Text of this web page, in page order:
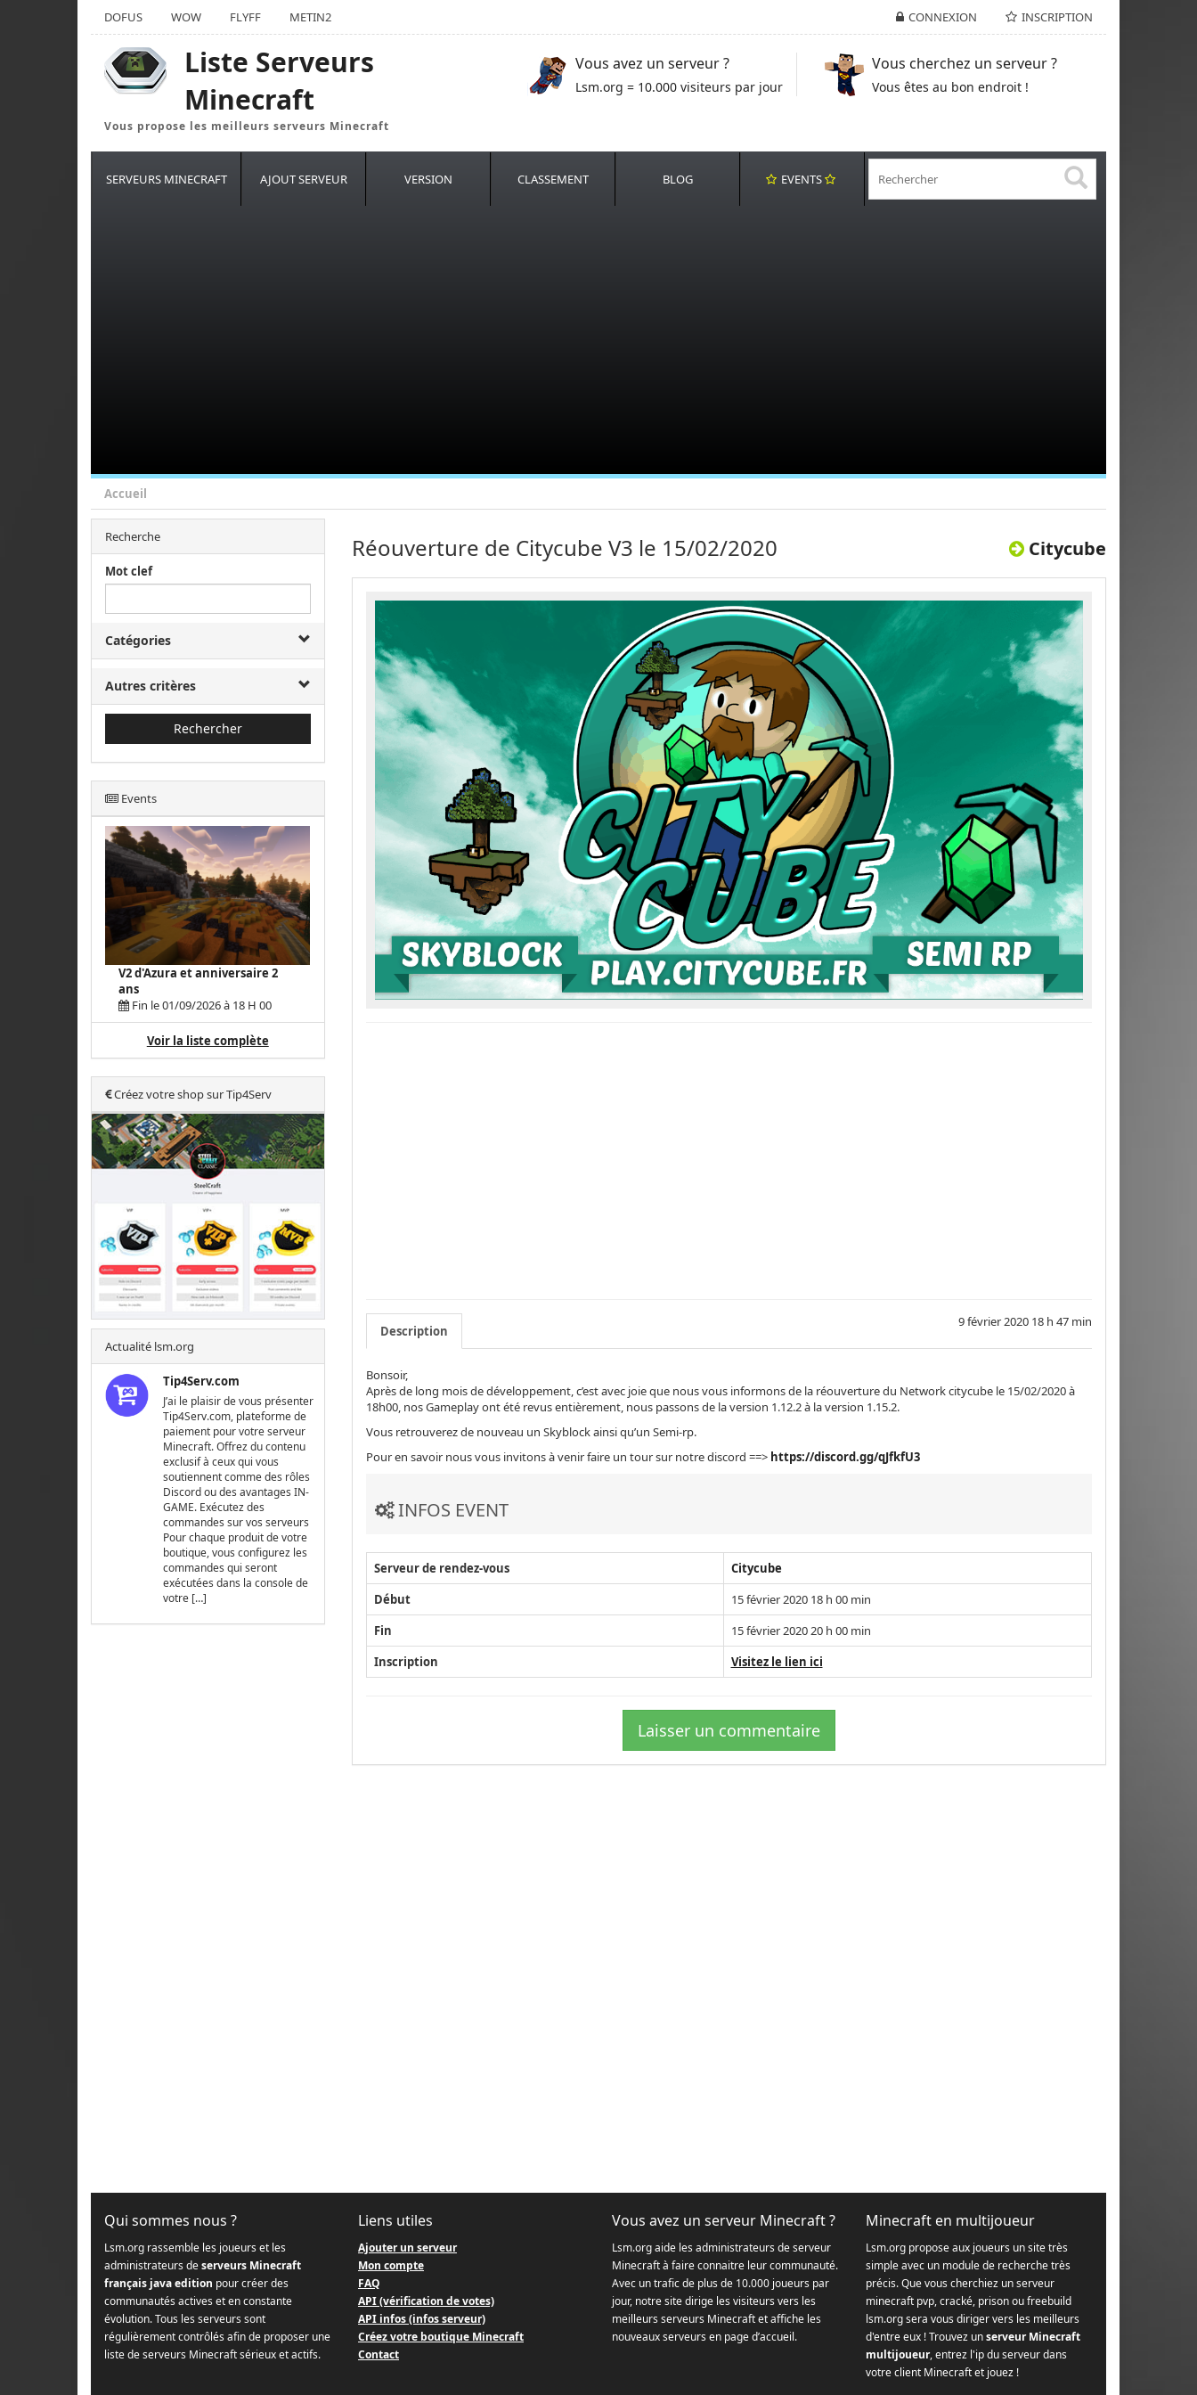
CONNEXION INSCRIPTION
DOFUS WOW FLYFF METIN2
Liste Serveurs
Minecraft
Vous propose les meilleurs serveurs Minecraft
Vous avez un serveur ?
Lsm.org = 10.000 visiteurs par jour
Vous cherchez un serveur ?
Vous êtes au bon endroit !
SERVEURS MINECRAFT AJOUT SERVEUR VERSION CLASSEMENT BLOG EVENTS
Accueil
Recherche
Mot clef
Catégories
Autres critères
Rechercher
Events
V2 d'Azura et anniversaire 2
ans
Fin le 01/09/2026 à 18 H 00
Voir la liste complète
Créez votre shop sur Tip4Serv
Actualité lsm.org
Tip4Serv.com
J’ai le plaisir de vous présenter
Tip4Serv.com, plateforme de
paiement pour votre serveur
Minecraft. Offrez du contenu
exclusif à ceux qui vous
soutiennent comme des rôles
Discord ou des avantages IN-
GAME. Exécutez des
commandes sur vos serveurs
Pour chaque produit de votre
boutique, vous configurez les
commandes qui seront
exécutées dans la console de
votre […]
Citycube
Réouverture de Citycube V3 le 15/02/2020
9 février 2020 18 h 47 min
Description
Bonsoir,
Après de long mois de développement, c’est avec joie que nous vous informons de la réouverture du Network citycube le 15/02/2020 à
18h00, nos Gameplay ont été revus entièrement, nous passons de la version 1.12.2 à la version 1.15.2.
Vous retrouverez de nouveau un Skyblock ainsi qu’un Semi-rp.
Pour en savoir nous vous invitons à venir faire un tour sur notre discord ==> https://discord.gg/qJfkfU3
INFOS EVENT
Serveur de rendez-vous
Citycube
Début
15 février 2020 18 h 00 min
Fin
15 février 2020 20 h 00 min
Inscription
Visitez le lien ici
Laisser un commentaire
Qui sommes nous ?
Lsm.org rassemble les joueurs et les
administrateurs deserveurs Minecraft
français java edition pour créer des
communautés actives et en constante
évolution. Tous les serveurs sont
régulièrement contrôlés afin de proposer une
liste de serveurs Minecraft sérieux et actifs.
Liens utiles
Ajouter un serveur
Mon compte
FAQ
API (vérification de votes)
API infos (infos serveur)
Créez votre boutique Minecraft
Contact
Vous avez un serveur Minecraft ?
Lsm.org aide les administrateurs de serveur
Minecraft à faire connaitre leur communauté.
Avec un trafic de plus de 10.000 joueurs par
jour, notre site dirige les visiteurs vers les
meilleurs serveurs Minecraft et affiche les
nouveaux serveurs en page d’accueil.
Minecraft en multijoueur
Lsm.org propose aux joueurs un site très
simple avec un module de recherche très
précis. Que vous cherchiez un serveur
minecraft pvp, cracké, prison ou freebuild
lsm.org sera vous diriger vers les meilleurs
d'entre eux ! Trouvez unserveur Minecraft
multijoueur, entrez l'ip du serveur dans
votre client Minecraft et jouez !